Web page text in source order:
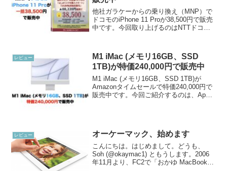
他社ガラケーからの乗り換え（MNP）で
ドコモのiPhone 11 Proが38,500円で販売
中です。今回取り上げるのはNTTドコモ
iPhone 11...
レビュー
M1 iMac (メモリ16GB、SSD
1TB)が特価240,000円で販売中
M1 iMac (メモリ16GB、SSD 1TB)が
Amazonタイムセールで特価240,000円で
販売中です。今回ご紹介するのは、Apple
レビュー オーケーマック、始めます
こんにちは。はじめまして。どうも、
Soh (@okaymac1) ともうします。2006
年11月より、FC2で「おかゆ MacBook」